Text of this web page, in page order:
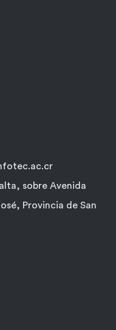
sobre Avenida
Provincia de San